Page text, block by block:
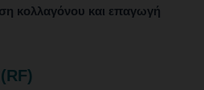
κολλαγόνου και επαγωγή